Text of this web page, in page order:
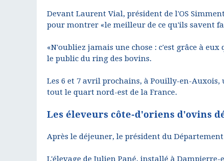
Devant Laurent Vial, président de l'OS
pour montrer «le meilleur de ce qu'ils savent
«N'oubliez jamais une chose : c'est grâce à
le public du ring des bovins.
Les 6 et 7 avril prochains, à Pouilly-en-
tout le quart nord-est de la France.
Les éleveurs côte-d'oriens d'ovins
Après le déjeuner, le président du
L'élevage de Julien Pané, installé à